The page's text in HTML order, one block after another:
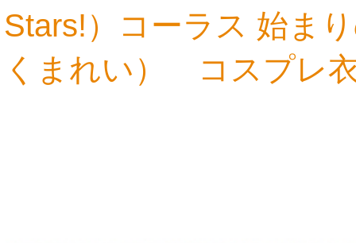
Stars!）コーラス 始ま
くまれい） コスプレ